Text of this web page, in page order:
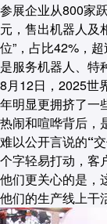
参展企业从800家
元，售出机器人及
位”，占比42%，
是服务机器人、特
8月12日，2025世
年明显更拥挤了一
热闹和喧哗背后
难以公开言说的“交
个字轻易打动，客
他们更关心的是，
他们的生产线上干